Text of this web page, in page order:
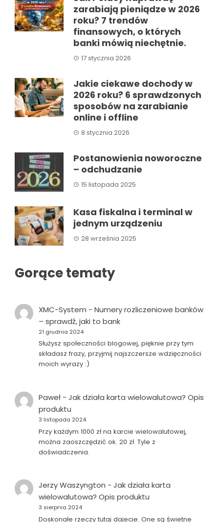
zarabiają pieniądze w 2026
roku? 7 trendów
finansowych, o których
banki mówią niechętnie.
17 stycznia 2026
Jakie ciekawe dochody w
2026 roku? 6 sprawdzonych
sposobów na zarabianie
online i offline
8 stycznia 2026
Postanowienia noworoczne
– odchudzanie
15 listopada 2025
Kasa fiskalna i terminal w
jednym urządzeniu
28 września 2025
Gorące tematy
XMC-System - Numery rozliczeniowe banków
– sprawdź, jaki to bank
21 grudnia 2024
Służysz społeczności blogowej, pięknie przy tym
składasz frazy, przyjmij najszczersze wdzięczności
moich wyrazy :)
Paweł- Jak działa karta wielowalutowa? Opis
produktu
3 listopada 2024
Przy każdym 1000 zł na karcie wielowalutowej,
można zaoszczędzić ok. 20 zł. Tyle z
doświadczenia.
Jerzy Waszyngton - Jak działa karta
wielowalutowa? Opis produktu
3 sierpnia 2024
Doskonałe rzeczy tutaj dajecie. One są świetne